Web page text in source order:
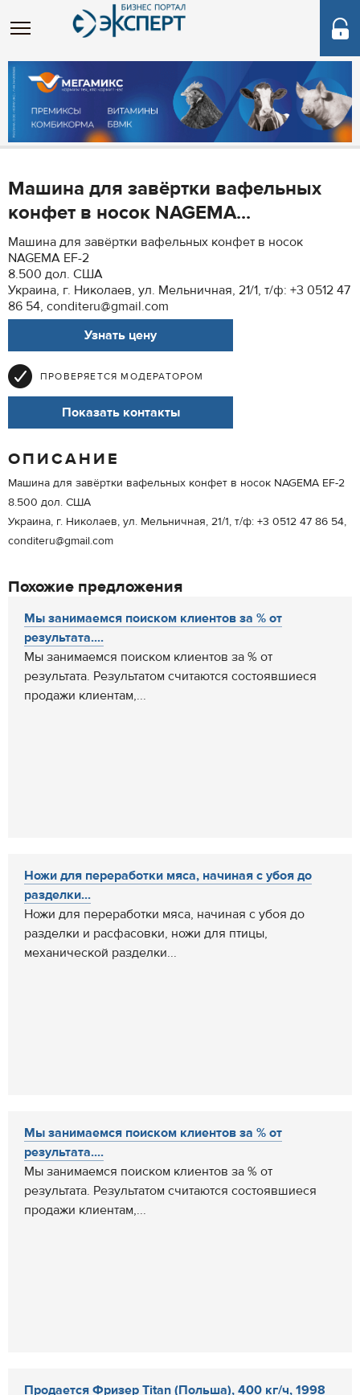
Машина для завёртки вафельных
конфет в носок NAGEMA...
Машина для завёртки вафельных конфет в носок
NAGEMA EF-2
8.500 дол. США
Украина, г. Николаев, ул. Мельничная, 21/1, т/ф: +3 0512 47
86 54, conditeru@gmail.com
Узнать цену
ПРОВЕРЯЕТСЯ МОДЕРАТОРОМ
Показать контакты
ОПИСАНИЕ
Машина для завёртки вафельных конфет в носок NAGEMA EF-2
8.500 дол. США
Украина, г. Николаев, ул. Мельничная, 21/1, т/ф: +3 0512 47 86 54,
conditeru@gmail.com
Похожие предложения
Мы занимаемся поиском клиентов за % от
результата....
Мы занимаемся поиском клиентов за % от
результата. Результатом считаются состоявшиеся
продажи клиентам,...
Ножи для переработки мяса, начиная с убоя до
разделки...
Ножи для переработки мяса, начиная с убоя до
разделки и расфасовки, ножи для птицы,
механической разделки...
Мы занимаемся поиском клиентов за % от
результата....
Мы занимаемся поиском клиентов за % от
результата. Результатом считаются состоявшиеся
продажи клиентам,...
Продается Фризер Titan (Польша), 400 кг/ч, 1998